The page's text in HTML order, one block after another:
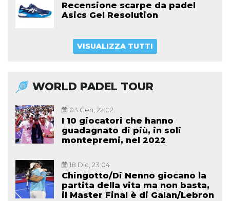
Recensione scarpe da padel
Asics Gel Resolution
VISUALIZZA TUTTI
WORLD PADEL TOUR
03 Gen, 22:02
I 10 giocatori che hanno
guadagnato di più, in soli
montepremi, nel 2022
18 Dic, 23:04
Chingotto/Di Nenno giocano la
partita della vita ma non basta,
il Master Final è di Galan/Lebron